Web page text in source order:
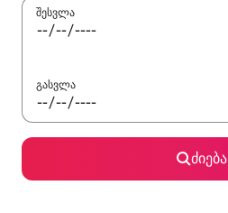
შესვლა
გასვლა
ძიება